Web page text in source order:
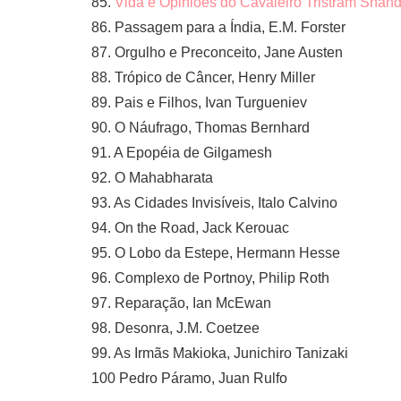
86. Passagem para a Índia, E.M. Forster
87. Orgulho e Preconceito, Jane Austen
88. Trópico de Câncer, Henry Miller
89. Pais e Filhos, Ivan Turgueniev
90. O Náufrago, Thomas Bernhard
91. A Epopéia de Gilgamesh
92. O Mahabharata
93. As Cidades Invisíveis, Italo Calvino
94. On the Road, Jack Kerouac
95. O Lobo da Estepe, Hermann Hesse
96. Complexo de Portnoy, Philip Roth
97. Reparação, Ian McEwan
98. Desonra, J.M. Coetzee
99. As Irmãs Makioka, Junichiro Tanizaki
100 Pedro Páramo, Juan Rulfo